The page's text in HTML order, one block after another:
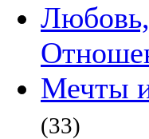
Мечты
(33)